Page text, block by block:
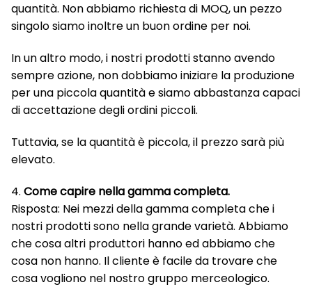
quantità. Non abbiamo richiesta di MOQ, un pezzo
singolo siamo inoltre un buon ordine per noi.
In un altro modo, i nostri prodotti stanno avendo
sempre azione, non dobbiamo iniziare la produzione
per una piccola quantità e siamo abbastanza capaci
di accettazione degli ordini piccoli.
Tuttavia, se la quantità è piccola, il prezzo sarà più
elevato.
4. Come capire nella gamma completa.
Risposta: Nei mezzi della gamma completa che i
nostri prodotti sono nella grande varietà. Abbiamo
che cosa altri produttori hanno ed abbiamo che
cosa non hanno. Il cliente è facile da trovare che
cosa vogliono nel nostro gruppo merceologico.